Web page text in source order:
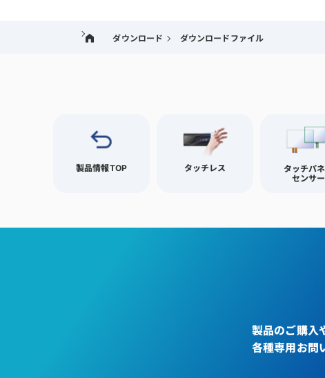
ダウンロード ダウンロードファイル
製品情報TOP タッチレス
タッチパ
センサー
製品のご購入
各種専用お問